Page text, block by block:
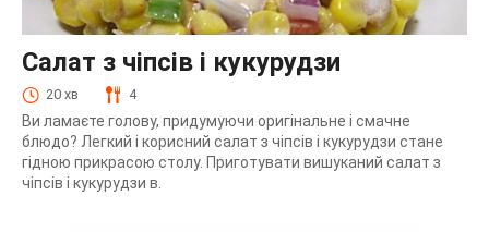
Салат з чіпсів і кукурудзи
20 хв 4
Ви ламаєте голову, придумуючи оригінальне і смачне
блюдо? Легкий і корисний салат з чіпсів і кукурудзи стане
гідною прикрасою столу. Приготувати вишуканий салат з
чіпсів і кукурудзи в.